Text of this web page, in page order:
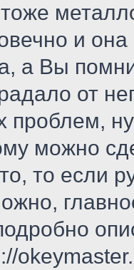
и
а Вы
от
проблем,
можно
то если